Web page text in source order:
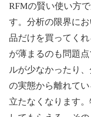
RFMの賢い使い方
す。分析の限界に
品だけを買ってく
が薄まるのも問題
ルが少なかったり
の実態から離れて
立たなくなります